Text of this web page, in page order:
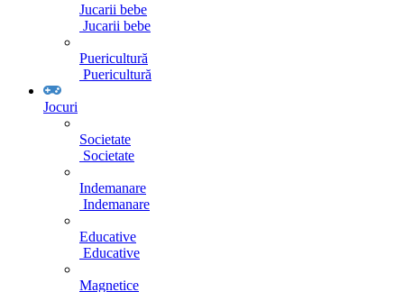
Jucarii bebe
Jucarii bebe
Puericultură
Puericultură
Jocuri
Societate
Societate
Indemanare
Indemanare
Educative
Educative
Magnetice